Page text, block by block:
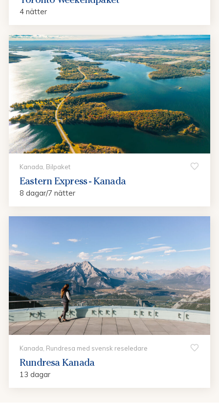
Orleans, Las Vegas, Los Angeles eller San Francisco.
Toronto + Kryssning Västindien
Resan startar med två eller tre dagar i Toronto. Därefter
flyg vidare till Florida för en veckokryssning i Västindien.
Lyxiga fartyg och helpension ombord. Vi skräddarsyr din
resa.
4 nätter
Kanada, Bilpaket
Eastern Express - Kanada
8 dagar/7 nätter
Kanada, Rundresa med svensk reseledare
Rundresa Kanada
13 dagar